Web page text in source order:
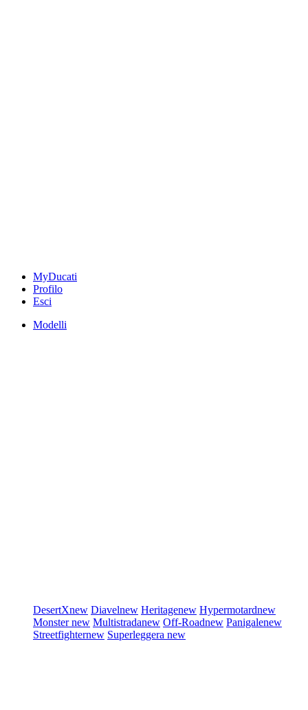
MyDucati
Profilo
Esci
Modelli
DesertXnew Diavelnew Heritagenew Hypermotardnew
Monsternew Multistradanew Off-Roadnew Panigalenew
Streetfighternew Superleggera new